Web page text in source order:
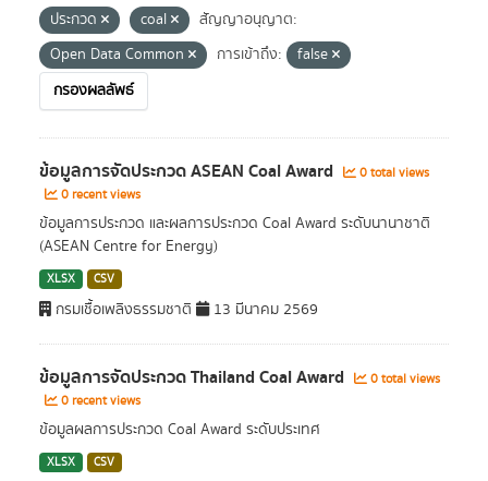
ประกวด
coal
สัญญาอนุญาต:
Open Data Common
การเข้าถึง:
false
กรองผลลัพธ์
ข้อมูลการจัดประกวด ASEAN Coal Award
0 total views
0 recent views
ข้อมูลการประกวด และผลการประกวด Coal Award ระดับนานาชาติ
(ASEAN Centre for Energy)
XLSX CSV
กรมเชื้อเพลิงธรรมชาติ 13 มีนาคม 2569
ข้อมูลการจัดประกวด Thailand Coal Award
0 total views
0 recent views
ข้อมูลผลการประกวด Coal Award ระดับประเทศ
XLSX CSV